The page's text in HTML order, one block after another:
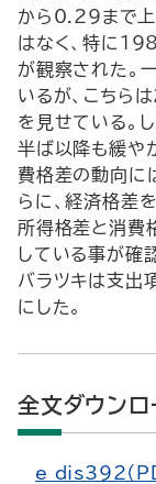
から0.29まで上
はなく、特に
が観察された。
いるが、こちら
を見せている。
半ば以降も緩や
費格差の動向に
らに、経済格差
所得格差と消費
している事が確
バラツキは支出
にした。
全文ダウンロ
e_dis392（